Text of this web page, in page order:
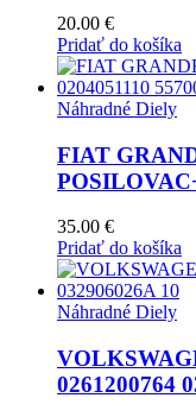
20.00 €
Pridať do košíka
Náhradné Diely
FIAT
35.00 €
Pridať do košíka
Náhradné Diely
0261200764